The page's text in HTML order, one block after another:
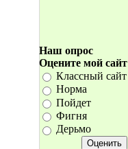
Наш опрос
Оцените мой сайт
Классный сайт
Норма
Пойдет
Фигня
Дерьмо